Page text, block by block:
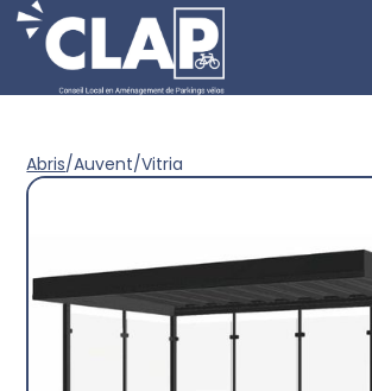
Abris/Auvent/Vitria